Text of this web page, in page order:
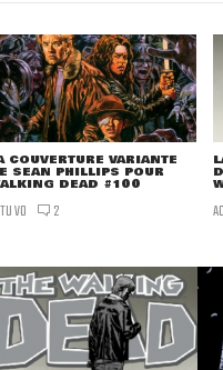
COUVERTURE VARIANTE
SEAN PHILLIPS POUR
DEAD #100
VO 2